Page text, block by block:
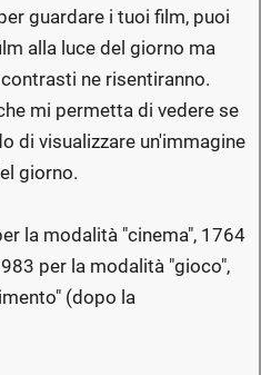
guardare i tuoi film, puoi
alla luce del giorno ma
ne risentiranno.
mi permetta di vedere se
di visualizzare un'immagine
giorno.
la modalità "cinema", 1764
per la modalità "gioco",
(dopo la